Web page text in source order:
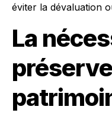
éviter la dévaluation
La